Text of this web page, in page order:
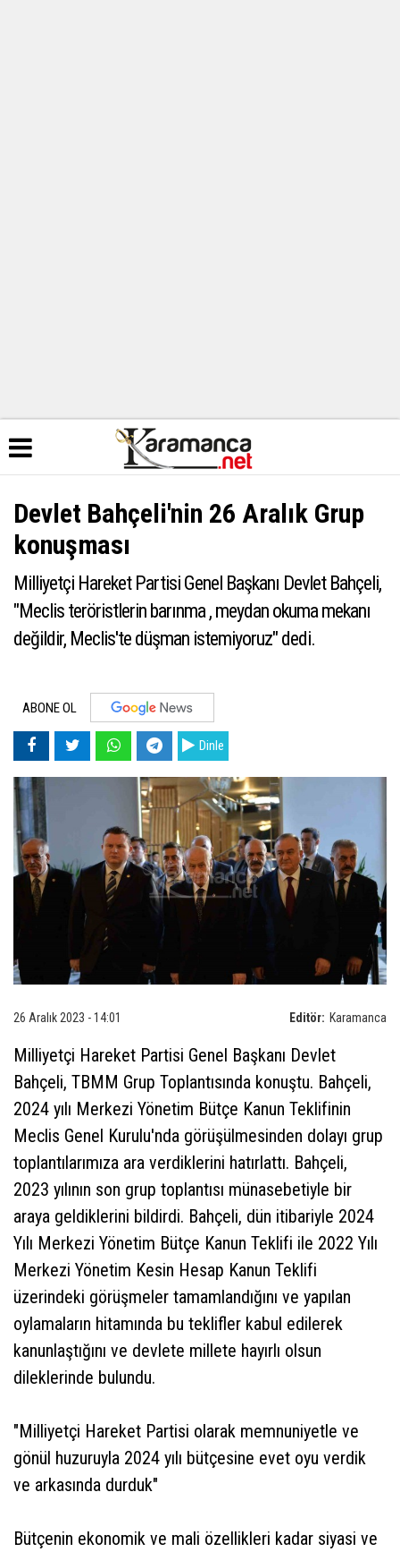
Devlet Bahçeli'nin 26 Aralık Grup
konuşması
Milliyetçi Hareket Partisi Genel Başkanı Devlet Bahçeli,
"Meclis teröristlerin barınma , meydan okuma mekanı
değildir, Meclis'te düşman istemiyoruz" dedi.
ABONE OL
Dinle
Editör: Karamanca
26 Aralık 2023 - 14:01
Milliyetçi Hareket Partisi Genel Başkanı Devlet
Bahçeli, TBMM Grup Toplantısında konuştu. Bahçeli,
2024 yılı Merkezi Yönetim Bütçe Kanun Teklifinin
Meclis Genel Kurulu'nda görüşülmesinden dolayı grup
toplantılarımıza ara verdiklerini hatırlattı. Bahçeli,
2023 yılının son grup toplantısı münasebetiyle bir
araya geldiklerini bildirdi. Bahçeli, dün itibariyle 2024
Yılı Merkezi Yönetim Bütçe Kanun Teklifi ile 2022 Yılı
Merkezi Yönetim Kesin Hesap Kanun Teklifi
üzerindeki görüşmeler tamamlandığını ve yapılan
oylamaların hitamında bu teklifler kabul edilerek
kanunlaştığını ve devlete millete hayırlı olsun
dileklerinde bulundu.
"Milliyetçi Hareket Partisi olarak memnuniyetle ve
gönül huzuruyla 2024 yılı bütçesine evet oyu verdik
ve arkasında durduk"
Bütçenin ekonomik ve mali özellikleri kadar siyasi ve